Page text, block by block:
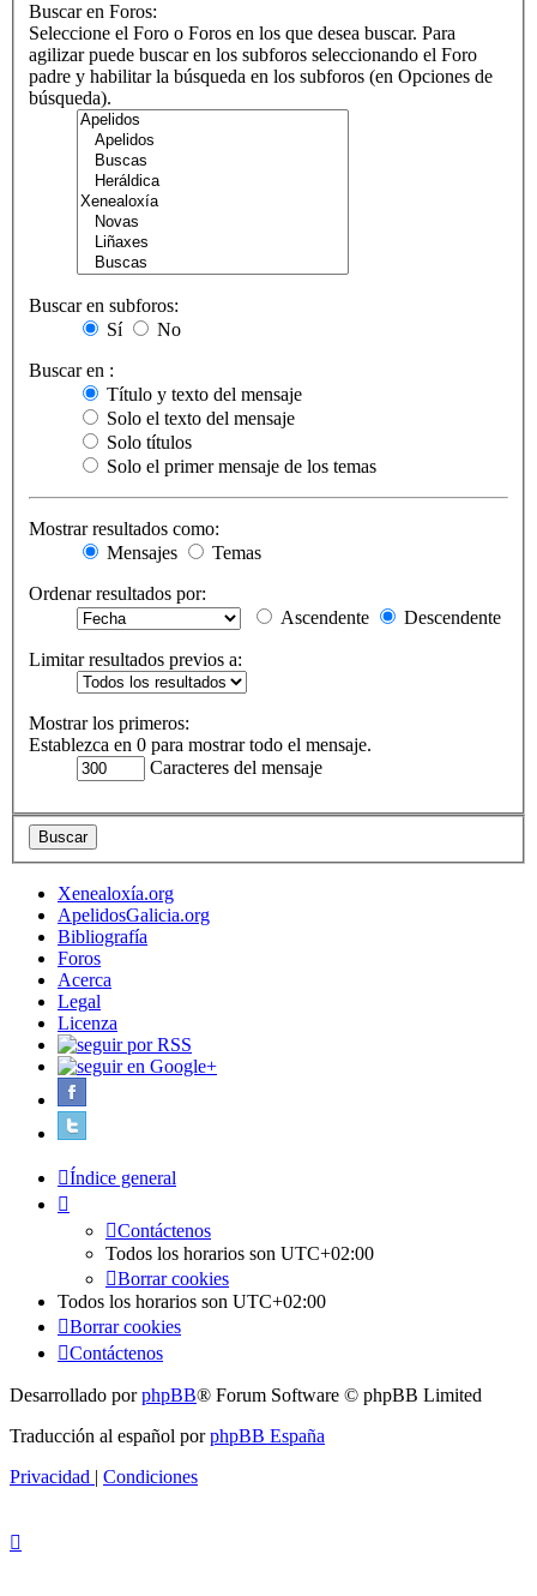
Buscar en Foros:
Seleccione el Foro o Foros en los que desea buscar. Para
agilizar puede buscar en los subforos seleccionando el Foro
padre y habilitar la búsqueda en los subforos (en Opciones de
búsqueda).
Buscar en subforos:
Sí
No
Buscar en :
Título y texto del mensaje
Solo el texto del mensaje
Solo títulos
Solo el primer mensaje de los temas
Mostrar resultados como:
Mensajes
Temas
Ordenar resultados por:
Ascendente
Descendente
Limitar resultados previos a:
Mostrar los primeros:
Establezca en 0 para mostrar todo el mensaje.
Caracteres del mensaje
Xenealoxía.org
ApelidosGalicia.org
Bibliografía
Foros
Acerca
Legal
Licenza
Índice general
Contáctenos
Todos los horarios son UTC+02:00
Borrar cookies
Todos los horarios son UTC+02:00
Borrar cookies
Contáctenos
Desarrollado porphpBB® Forum Software © phpBB Limited
Traducción al español porphpBB España
Privacidad | Condiciones